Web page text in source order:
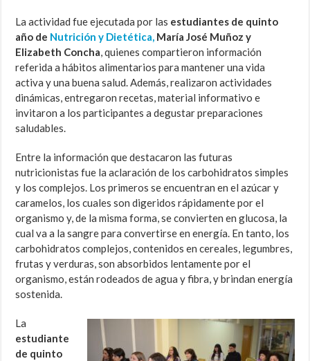
La actividad fue ejecutada por las estudiantes de quinto
año de Nutrición y Dietética, María José Muñoz y
Elizabeth Concha, quienes compartieron información
referida a hábitos alimentarios para mantener una vida
activa y una buena salud. Además, realizaron actividades
dinámicas, entregaron recetas, material informativo e
invitaron a los participantes a degustar preparaciones
saludables.
Entre la información que destacaron las futuras
nutricionistas fue la aclaración de los carbohidratos simples
y los complejos. Los primeros se encuentran en el azúcar y
caramelos, los cuales son digeridos rápidamente por el
organismo y, de la misma forma, se convierten en glucosa, la
cual va a la sangre para convertirse en energía. En tanto, los
carbohidratos complejos, contenidos en cereales, legumbres,
frutas y verduras, son absorbidos lentamente por el
organismo, están rodeados de agua y fibra, y brindan energía
sostenida.
La
estudiante
de quinto